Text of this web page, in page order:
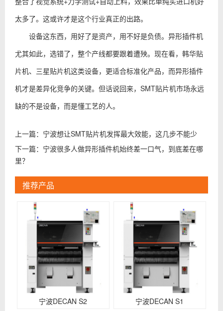
太多了。这或许才是这个行业真正的出路。
设备这东西，用好了是资产，用不好是负债。异形插件机
尤其如此，选错了，整个产线都要跟着遭殃。现在看，韩华贴
片机、三星贴片机这类设备，更适合标准化产品，而异形插件
机才是差异化竞争的关键。但话说回来，SMT贴片机市场永远
缺的不是设备，而是懂工艺的人。
上一篇： 宁波想让SMT贴片机发挥最大效能，这几步不能少
下一篇： 宁波很多人做异形插件机始终差一口气，到底差在哪
里？
推荐产品
宁波DECAN S2 宁波DECAN S1